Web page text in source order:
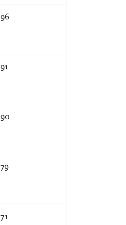
96
91
90
79
71